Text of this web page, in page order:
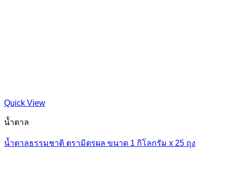
Quick View
น้ำตาล
น้ำตาลธรรมชาติ ตรามิตรผล ขนาด 1 กิโลกรัม x 25 ถุง